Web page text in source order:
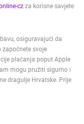
czza korisne savjete
osiguravajući da
započnete svoje
plaćanja poput Apple
mogu pružiti sigurno i
dragulje Hrvatske. Prije